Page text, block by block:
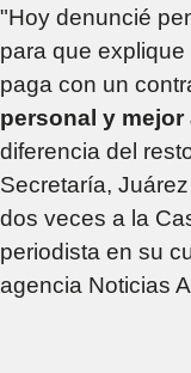
"Hoy denuncié
para que
paga con un
personal y mejor
diferencia del
Secretaría,
dos veces a la
periodista en su
agencia Noticias